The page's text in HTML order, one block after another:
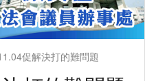
促解決打的難問題